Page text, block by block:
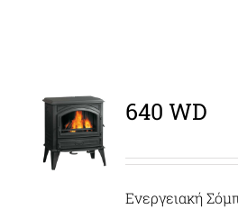
ΛΕΠΤΟΜΈΡΕΙΕΣ
640 WD
Ενεργειακή